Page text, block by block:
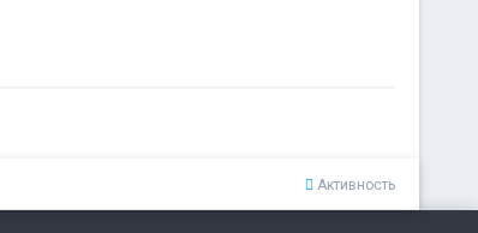
Активность